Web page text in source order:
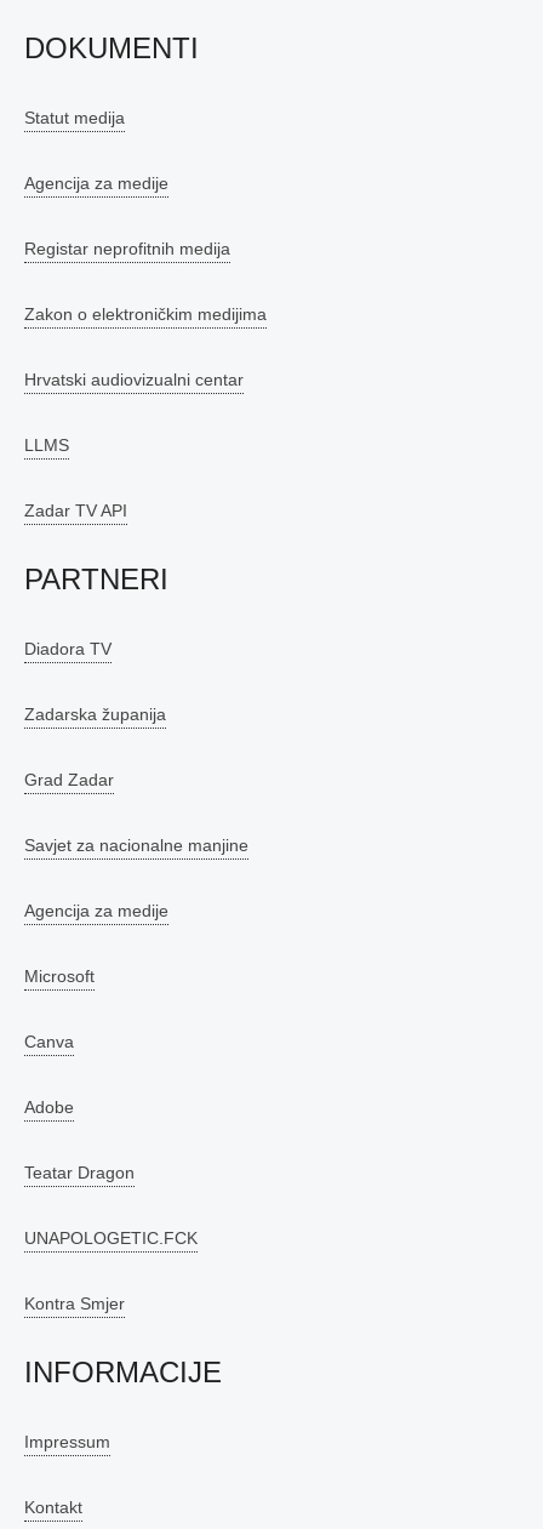
DOKUMENTI
Statut medija
Agencija za medije
Registar neprofitnih medija
Zakon o elektroničkim medijima
Hrvatski audiovizualni centar
LLMS
Zadar TV API
PARTNERI
Diadora TV
Zadarska županija
Grad Zadar
Savjet za nacionalne manjine
Agencija za medije
Microsoft
Canva
Adobe
Teatar Dragon
UNAPOLOGETIC.FCK
Kontra Smjer
INFORMACIJE
Impressum
Kontakt